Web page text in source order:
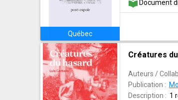
Québec
local_library Document
Créatures
Auteurs /
Publication :
Description : 1